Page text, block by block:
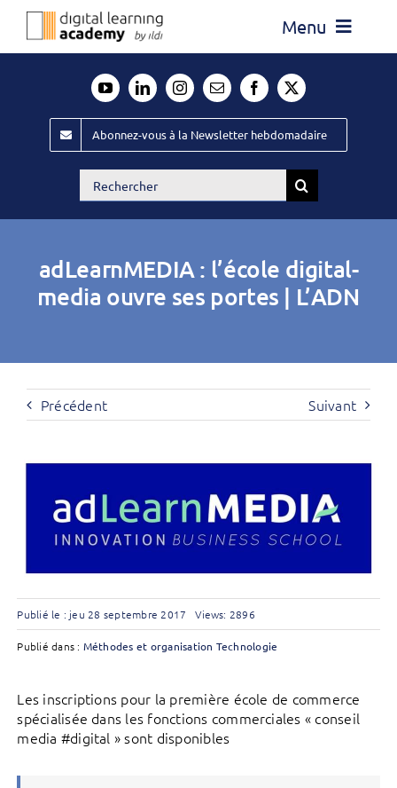
Passer
Menu
Évènements ILDI
Offres d’emploi
Publiez
Abonnez-vous à la Newsletter hebdomadaire
Rechercher:
adLearnMEDIA : l’école digital-
media ouvre ses portes | L’ADN
Précédent Suivant
Publié le : jeu 28 septembre 2017 Views: 2896
Publié dans : Méthodes et organisation Technologie
Les inscriptions pour la première école de commerce
spécialisée dans les fonctions commerciales « conseil
media #digital » sont disponibles